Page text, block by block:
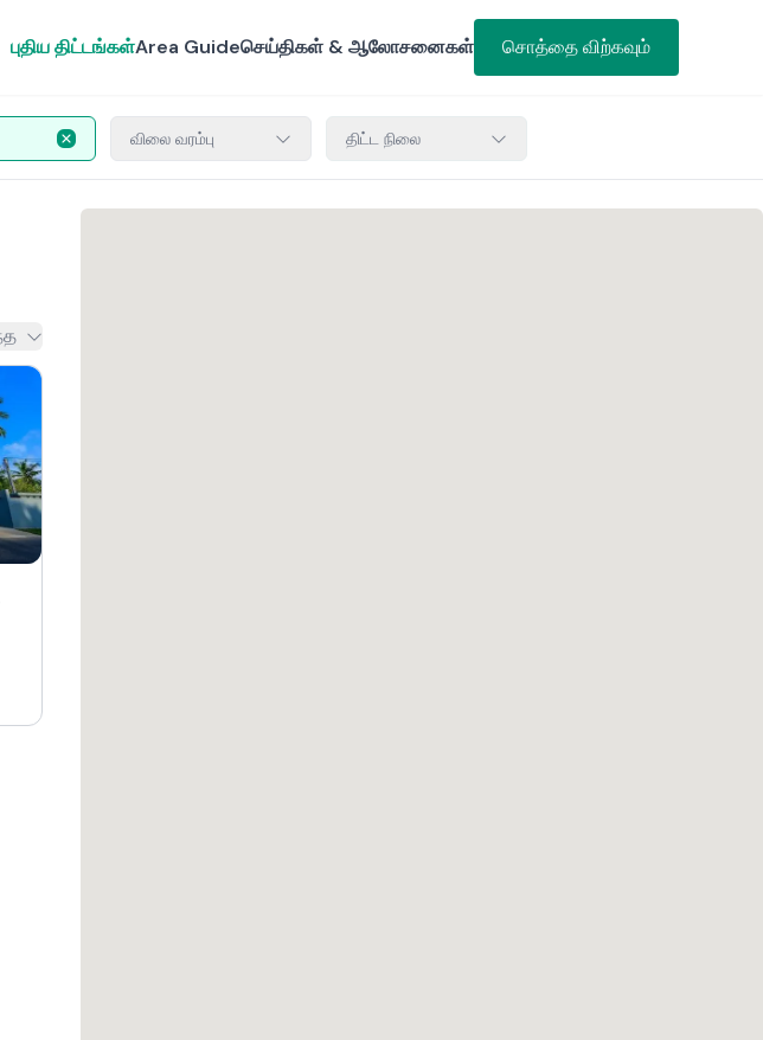
புதிய திட்டங்கள்Area Guideசெய்திகள் & ஆலோசனைகள் சொத்தை விற்கவும்
விலை வரம்பு திட்ட நிலை